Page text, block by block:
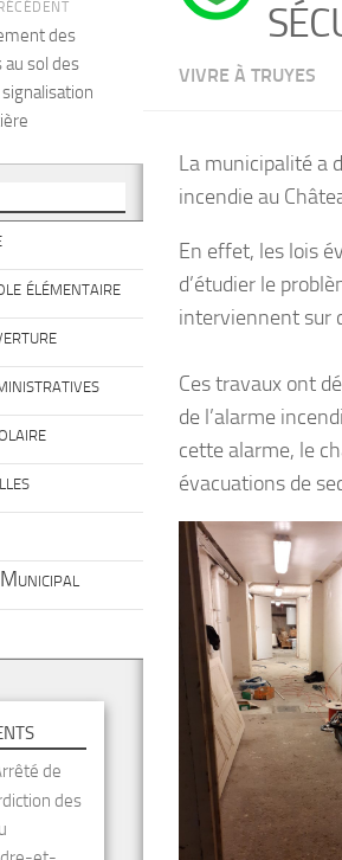
VIVRE À TRUYES
La municipalité a
incendie au
En effet, les lois
d’étudier le
interviennent sur
Ces travaux ont
de l’alarme
cette alarme, le
évacuations de
des
au sol des
élémentaire
de
des